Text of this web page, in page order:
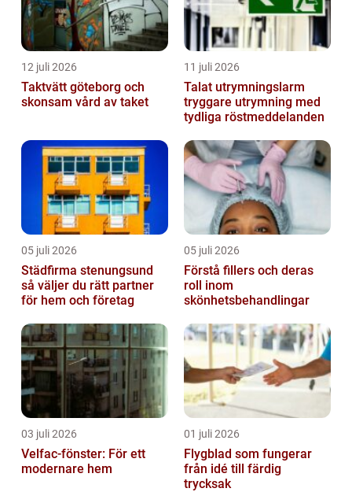
12 juli 2026
Taktvätt göteborg och
skonsam vård av taket
11 juli 2026
Talat utrymningslarm
tryggare utrymning med
tydliga röstmeddelanden
05 juli 2026
Städfirma stenungsund
så väljer du rätt partner
för hem och företag
05 juli 2026
Förstå fillers och deras
roll inom
skönhetsbehandlingar
03 juli 2026
Velfac-fönster: För ett
modernare hem
01 juli 2026
Flygblad som fungerar
från idé till färdig
trycksak